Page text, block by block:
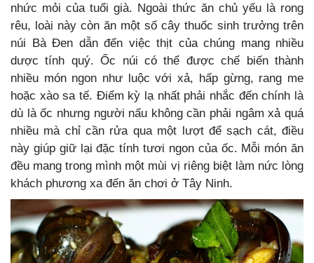
nhức mỏi của tuổi già. Ngoài thức ăn chủ yếu là rong
rêu, loài này còn ăn một số cây thuốc sinh trưởng trên
núi Bà Đen dẫn đến việc thịt của chúng mang nhiều
dược tính quý. Ốc núi có thể được chế biến thành
nhiều món ngon như luộc với xả, hấp gừng, rang me
hoặc xào sa tế. Điểm kỳ lạ nhất phải nhắc đến chính là
dù là ốc nhưng người nấu không cần phải ngâm xả quá
nhiều mà chỉ cần rửa qua một lượt để sạch cát, điều
này giúp giữ lại đặc tính tươi ngon của ốc. Mỗi món ăn
đều mang trong mình một mùi vị riêng biệt làm nức lòng
khách phương xa đến ăn chơi ở Tây Ninh.